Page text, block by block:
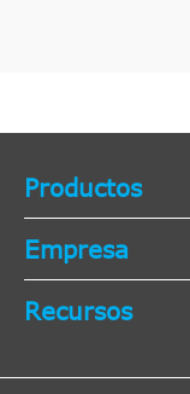
Productos
Empresa
Recursos